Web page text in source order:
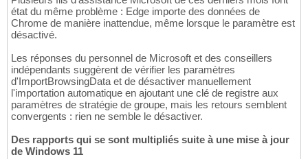
état du même problème : Edge importe des données de
Chrome de manière inattendue, même lorsque le paramètre est
désactivé.
Les réponses du personnel de Microsoft et des conseillers
indépendants suggèrent de vérifier les paramètres
d'ImportBrowsingData et de désactiver manuellement
l'importation automatique en ajoutant une clé de registre aux
paramètres de stratégie de groupe, mais les retours semblent
convergents : rien ne semble le désactiver.
Des rapports qui se sont multipliés suite à une mise à jour
de Windows 11